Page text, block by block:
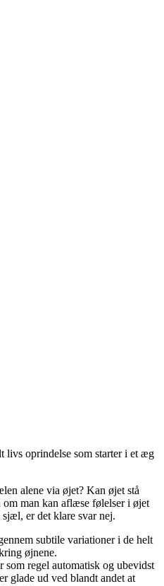
livs oprindelse som starter i et æg
alene via øjet? Kan øjet stå
om man kan aflæse følelser i øjet
er det klare svar nej.
subtile variationer i de helt
øjnene.
regel automatisk og ubevidst
glade ud ved blandt andet at